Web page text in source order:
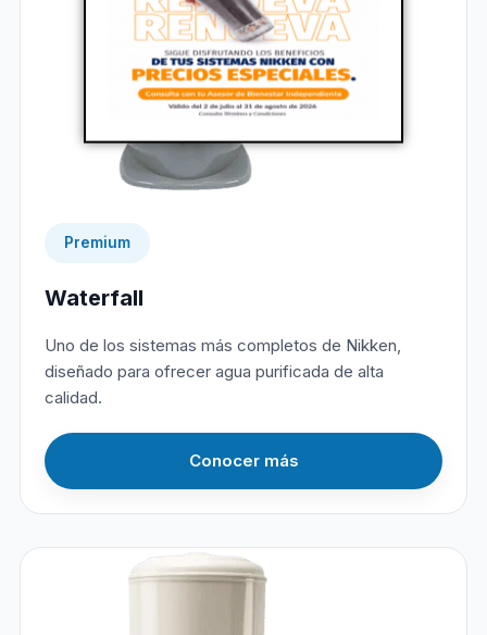
Premium
Waterfall
Uno de los sistemas más completos de Nikken,
diseñado para ofrecer agua purificada de alta
calidad.
Conocer más